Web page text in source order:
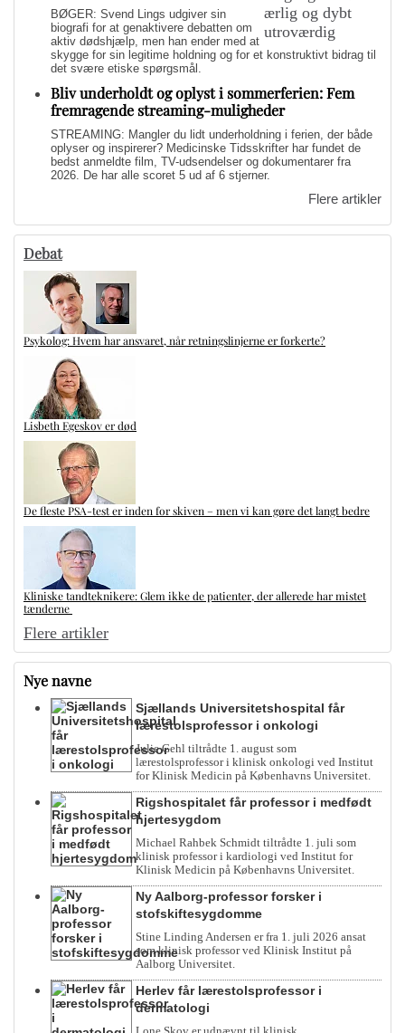
BØGER: Svend Lings udgiver sin
biografi for at genaktivere debatten om
aktiv dødshjælp, men han ender med at
skygge for sin legitime holdning og for et konstruktivt bidrag til
det svære etiske spørgsmål.
Bliv underholdt og oplyst i sommerferien: Fem
fremragende streaming-muligheder
STREAMING: Mangler du lidt underholdning i ferien, der både
oplyser og inspirerer? Medicinske Tidsskrifter har fundet de
bedst anmeldte film, TV-udsendelser og dokumentarer fra
2026. De har alle scoret 5 ud af 6 stjerner.
Flere artikler
Debat
Psykolog: Hvem har ansvaret, når retningslinjerne er forkerte?
Lisbeth Egeskov er død
De fleste PSA-test er inden for skiven – men vi kan gøre det langt bedre
Kliniske tandteknikere: Glem ikke de patienter, der allerede har mistet
tænderne
Flere artikler
Nye navne
Sjællands Universitetshospital får
lærestolsprofessor i onkologi
Julie Gehl tiltrådte 1. august som
lærestolsprofessor i klinisk onkologi ved Institut
for Klinisk Medicin på Københavns Universitet.
Rigshospitalet får professor i medfødt
hjertesygdom
Michael Rahbek Schmidt tiltrådte 1. juli som
klinisk professor i kardiologi ved Institut for
Klinisk Medicin på Københavns Universitet.
Ny Aalborg-professor forsker i
stofskiftesygdomme
Stine Linding Andersen er fra 1. juli 2026 ansat
som klinisk professor ved Klinisk Institut på
Aalborg Universitet.
Herlev får lærestolsprofessor i
dermatologi